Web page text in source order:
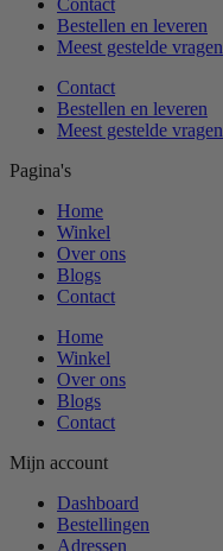
Contact
Bestellen en leveren
Meest gestelde vragen
Contact
Bestellen en leveren
Meest gestelde vragen
Pagina's
Home
Winkel
Over ons
Blogs
Contact
Home
Winkel
Over ons
Blogs
Contact
Mijn account
Dashboard
Bestellingen
Adressen